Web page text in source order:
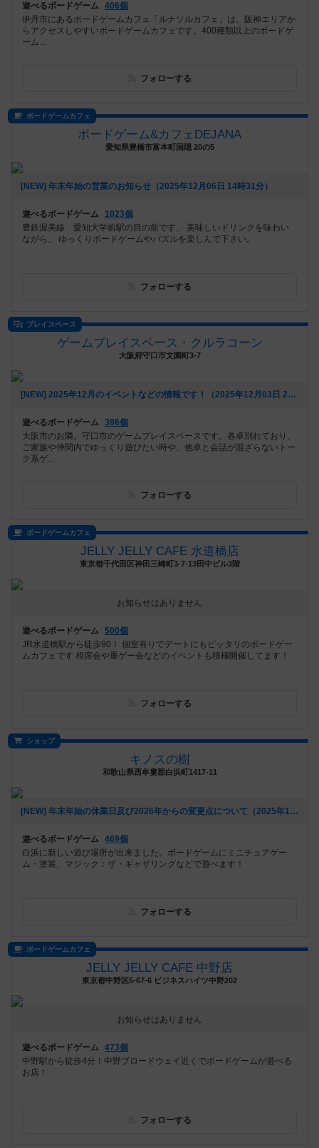
遊べるボードゲーム 406個
伊丹市にあるボードゲームカフェ「ルナソルカフェ」は、阪神エリアか
らアクセスしやすいボードゲームカフェです。400種類以上のボードゲ
ーム...
フォローする
ボードゲームカフェ
ボードゲーム&カフェDEJANA
愛知県豊橋市富本町国隠 20の5
[NEW] 年末年始の営業のお知らせ（2025年12月06日 14時31分）
遊べるボードゲーム
1023個
豊鉄渥美線 愛知大学前駅の目の前です。 美味しいドリンクを味わい
ながら、 ゆっくりボードゲームやパズルを楽しんで下さい。
フォローする
プレイスペース
ゲームプレイスペース・クルラコーン
大阪府守口市文園町3-7
[NEW] 2025年12月のイベントなどの情報です！（2025年12月03日 20時24分）
遊べるボードゲーム 386個
大阪市のお隣。守口市のゲームプレイスペースです。各卓別れており、
ご家族や仲間内でゆっくり遊びたい時や、他卓と会話が混ざらないトー
ク系ゲ...
フォローする
ボードゲームカフェ
JELLY JELLY CAFE 水道橋店
東京都千代田区神田三崎町3-7-13田中ビル3階
お知らせはありません
遊べるボードゲーム 500個
JR水道橋駅から徒歩90！ 個室有りでデートにもピッタリのボードゲー
ムカフェです 相席会や重ゲー会などのイベントも積極開催してます！
フォローする
ショップ
キノスの樹
和歌山県西牟婁郡白浜町1417-11
[NEW] 年末年始の休業日及び2026年からの変更点について（2025年11月19日 15時50分）
遊べるボードゲーム 469個
白浜に新しい遊び場所が出来ました。ボードゲームにミニチュアゲー
ム・塗装、マジック：ザ・ギャザリングなどで遊べます！
フォローする
ボードゲームカフェ
JELLY JELLY CAFE 中野店
東京都中野区5-67-6 ビジネスハイツ中野202
お知らせはありません
遊べるボードゲーム 473個
中野駅から徒歩4分！中野ブロードウェイ近くでボードゲームが遊べる
お店！
フォローする